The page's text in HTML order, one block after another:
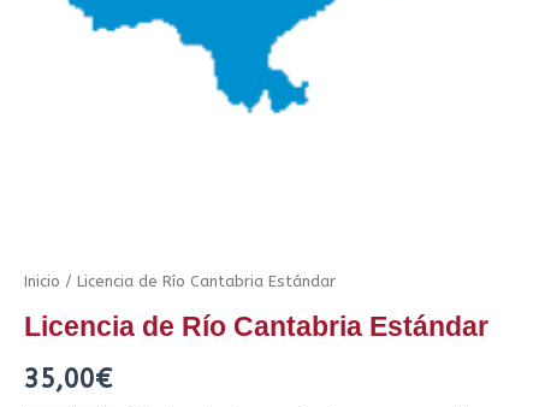
Inicio / Licencia de Río Cantabria Estándar
Licencia de Río Cantabria Estándar
35,00€